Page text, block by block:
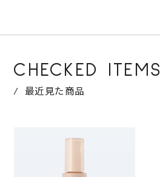
CHECKED ITEMS
最近見た商品